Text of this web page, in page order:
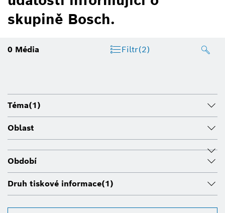
skupině Bosch.
0 Média Filtr(2)
Téma(1)
Oblast
Období
Druh tiskové informace(1)